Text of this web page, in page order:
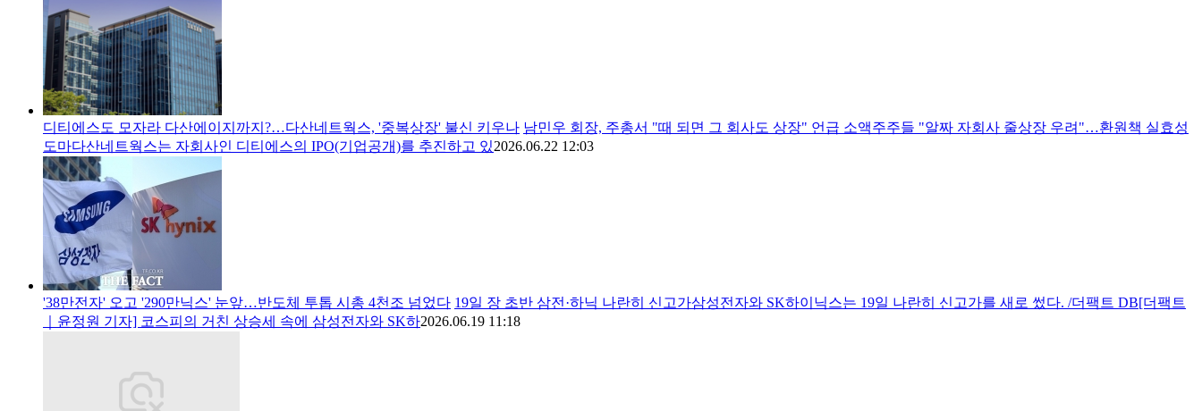
디티에스도 모자라 다산에이지까지?…다산네트웍스, '중복상장' 불신 키우나 남민우 회장, 주총서 "때 되면 그 회사도 상장" 언급 소액주주들 "알짜 자회사 줄상장 우려"…환원책 실효성
도마다산네트웍스는 자회사인 디티에스의 IPO(기업공개)를 추진하고 있2026.06.22 12:03
'38만전자' 오고 '290만닉스' 눈앞…반도체 투톱 시총 4천조 넘었다 19일 장 초반 삼전·하닉 나란히 신고가삼성전자와 SK하이닉스는 19일 나란히 신고가를 새로 썼다. /더팩트 DB[더팩트
｜윤정원 기자] 코스피의 거친 상승세 속에 삼성전자와 SK하2026.06.19 11:18